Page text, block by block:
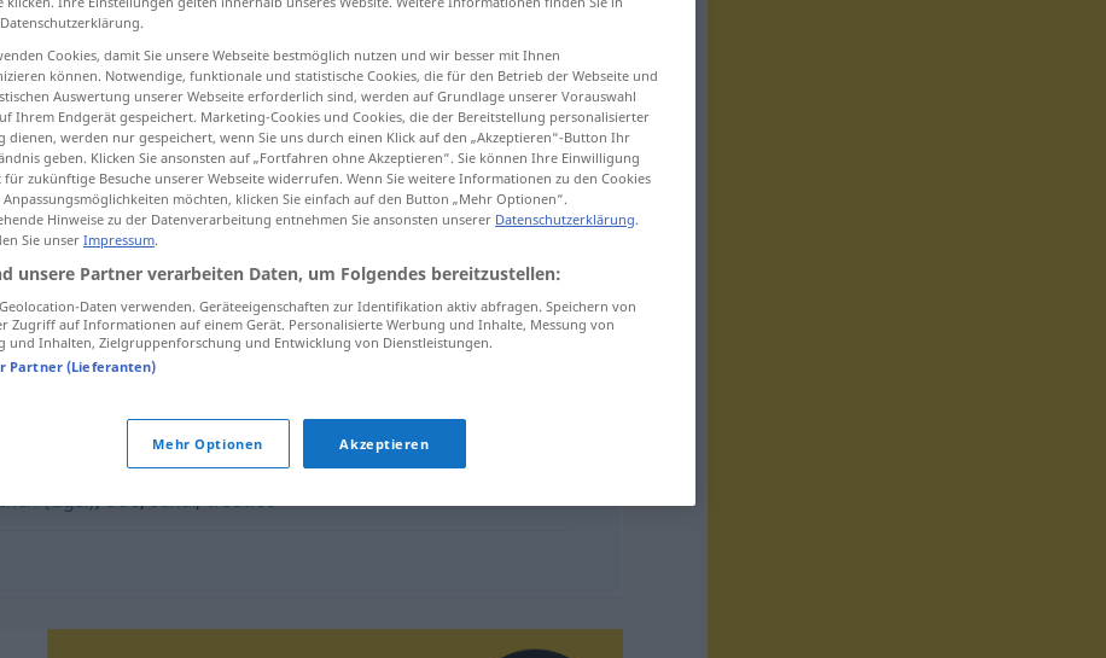
langweilig
(ugs.),öde,schal,trostlos
Cookies, damit Sie unsere Webseite bestmöglich nutzen und wir besser mit Ihnen
können. Notwendige, funktionale und statistische Cookies, die für den Betrieb der Webseite und
Auswertung unserer Webseite erforderlich sind, werden auf Grundlage unserer Vorauswahl
Ihrem Endgerät gespeichert. Marketing-Cookies und Cookies, die der Bereitstellung personalisierter
dienen, werden nur gespeichert, wenn Sie uns durch einen Klick auf den „Akzeptieren“-Button Ihr
geben. Klicken Sie ansonsten auf „Fortfahren ohne Akzeptieren“. Sie können Ihre Einwilligung
für zukünftige Besuche unserer Webseite widerrufen. Wenn Sie weitere Informationen zu den Cookies
möchten, klicken Sie einfach auf den Button „Mehr Optionen“.
Hinweise zu der Datenverarbeitung entnehmen Sie ansonsten unserer Datenschutzerklärung.
Sie unser Impressum.
unsere Partner verarbeiten Daten, um Folgendes bereitzustellen:
Daten verwenden. Geräteeigenschaften zur Identifikation aktiv abfragen. Speichern von
Zugriff auf Informationen auf einem Gerät. Personalisierte Werbung und Inhalte, Messung von
und Inhalten, Zielgruppenforschung und Entwicklung von Dienstleistungen.
Partner (Lieferanten)
Mehr Optionen Akzeptieren